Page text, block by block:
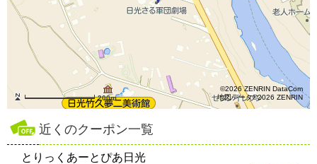
200m
©2026 ZENRIN DataCom
地図データ©2026 ZENRIN
近くのクーポン一覧
とりっくあーとぴあ日光